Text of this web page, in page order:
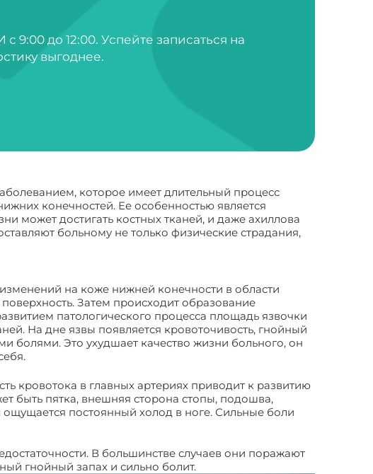
9:00 до 12:00. Успейте записаться на
выгоднее.
которое имеет длительный процесс
конечностей. Ее особенностью является
может достигать костных тканей, и даже ахиллова
больному не только физические страдания,
на коже нижней конечности в области
Затем происходит образование
патологического процесса площадь язвочки
На дне язвы появляется кровоточивость, гнойный
болями. Это ухудшает качество жизни больного, он
кровотока в главных артериях приводит к развитию
быть пятка, внешняя сторона стопы, подошва,
постоянный холод в ноге. Сильные боли
В большинстве случаев они поражают
гнойный запах и сильно болит.